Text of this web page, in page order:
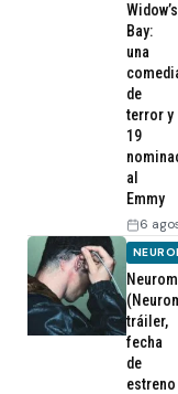
Widow’s
Bay:
una
de
terror y
19
al
Emmy
6
tráiler,
fecha
de
estreno